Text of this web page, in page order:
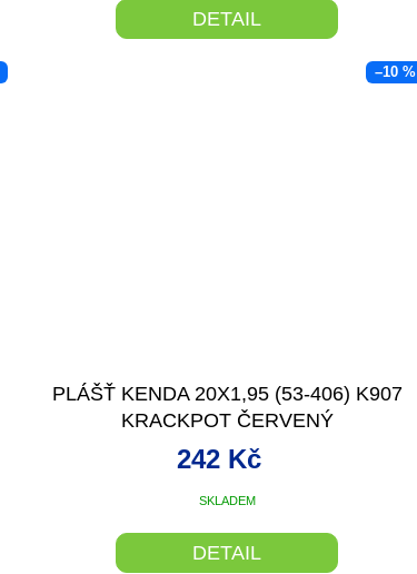
produktu
je
DETAIL
–10 %
PLÁŠŤ KENDA 20X1,95 (53-406) K907
KRACKPOT ČERVENÝ
SKLADEM
242 Kč
DETAIL